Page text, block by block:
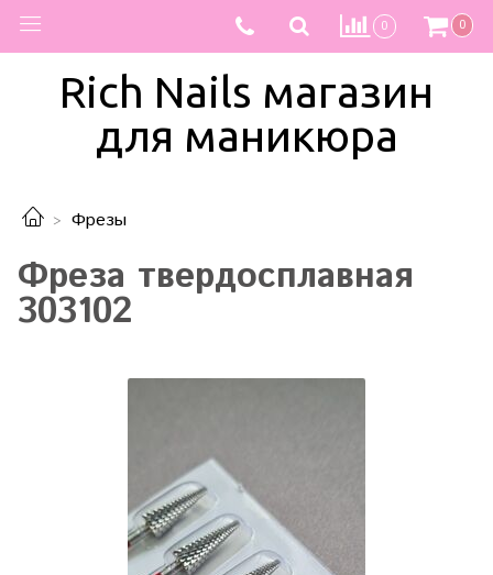
0 0
Rich Nails магазин
для маникюра
Фрезы
Фреза твердосплавная
303102